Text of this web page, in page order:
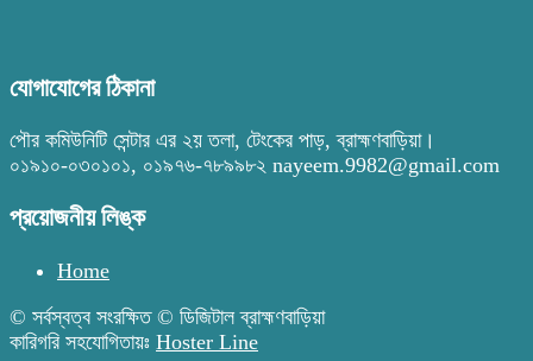
যোগাযোগের ঠিকানা
পৌর কমিউনিটি সেন্টার এর ২য় তলা, টেংকের পাড়, ব্রাহ্মণবাড়িয়া।
০১৯১০-০৩০১০১, ০১৯৭৬-৭৮৯৯৮২ nayeem.9982@gmail.com
প্রয়োজনীয় লিঙ্ক
Home
© সর্বস্বত্ব সংরক্ষিত © ডিজিটাল ব্রাহ্মণবাড়িয়া
কারিগরি সহযোগিতায়ঃ Hoster Line